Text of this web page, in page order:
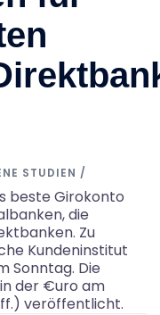
STUDIEN /
beste Girokonto
die
Zu
Kundeninstitut
Sonntag. Die
der €uro am
ff.) veröffentlicht.